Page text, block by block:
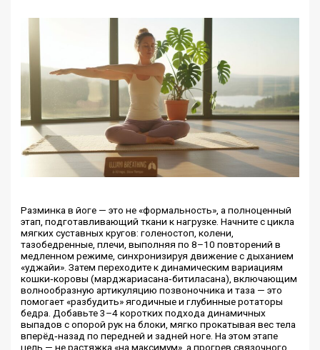
Разминка в йоге — это не «формальность», а полноценный
этап, подготавливающий ткани к нагрузке. Начните с цикла
мягких суставных кругов: голеностоп, колени,
тазобедренные, плечи, выполняя по 8–10 повторений в
медленном режиме, синхронизируя движение с дыханием
«уджайи». Затем переходите к динамическим вариациям
кошки‑коровы (марджариасана‑битиласана), включающим
волнообразную артикуляцию позвоночника и таза — это
помогает «разбудить» ягодичные и глубинные ротаторы
бедра. Добавьте 3–4 коротких подхода динамичных
выпадов с опорой рук на блоки, мягко прокатывая вес тела
вперёд‑назад по передней и задней ноге. На этом этапе
цель — не растяжка «на максимум», а прогрев связочного